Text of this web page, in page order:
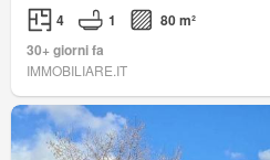
4 1
80 m²
30+ giorni fa
IMMOBILIARE.IT